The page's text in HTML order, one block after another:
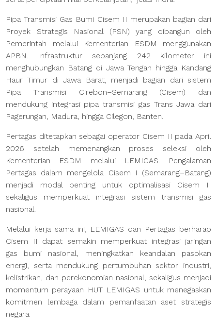
Pipa Transmisi Gas Bumi Cisem II merupakan bagian dari
Proyek Strategis Nasional (PSN) yang dibangun oleh
Pemerintah melalui Kementerian ESDM menggunakan
APBN. Infrastruktur sepanjang 242 kilometer ini
menghubungkan Batang di Jawa Tengah hingga Kandang
Haur Timur di Jawa Barat, menjadi bagian dari sistem
Pipa Transmisi Cirebon–Semarang (Cisem) dan
mendukung integrasi pipa transmisi gas Trans Jawa dari
Pagerungan, Madura, hingga Cilegon, Banten.
Pertagas ditetapkan sebagai operator Cisem II pada April
2026 setelah memenangkan proses seleksi oleh
Kementerian ESDM melalui LEMIGAS. Pengalaman
Pertagas dalam mengelola Cisem I (Semarang–Batang)
menjadi modal penting untuk optimalisasi Cisem II
sekaligus memperkuat integrasi sistem transmisi gas
nasional.
Melalui kerja sama ini, LEMIGAS dan Pertagas berharap
Cisem II dapat semakin memperkuat integrasi jaringan
gas bumi nasional, meningkatkan keandalan pasokan
energi, serta mendukung pertumbuhan sektor industri,
kelistrikan, dan perekonomian nasional, sekaligus menjadi
momentum perayaan HUT LEMIGAS untuk menegaskan
komitmen lembaga dalam pemanfaatan aset strategis
negara.